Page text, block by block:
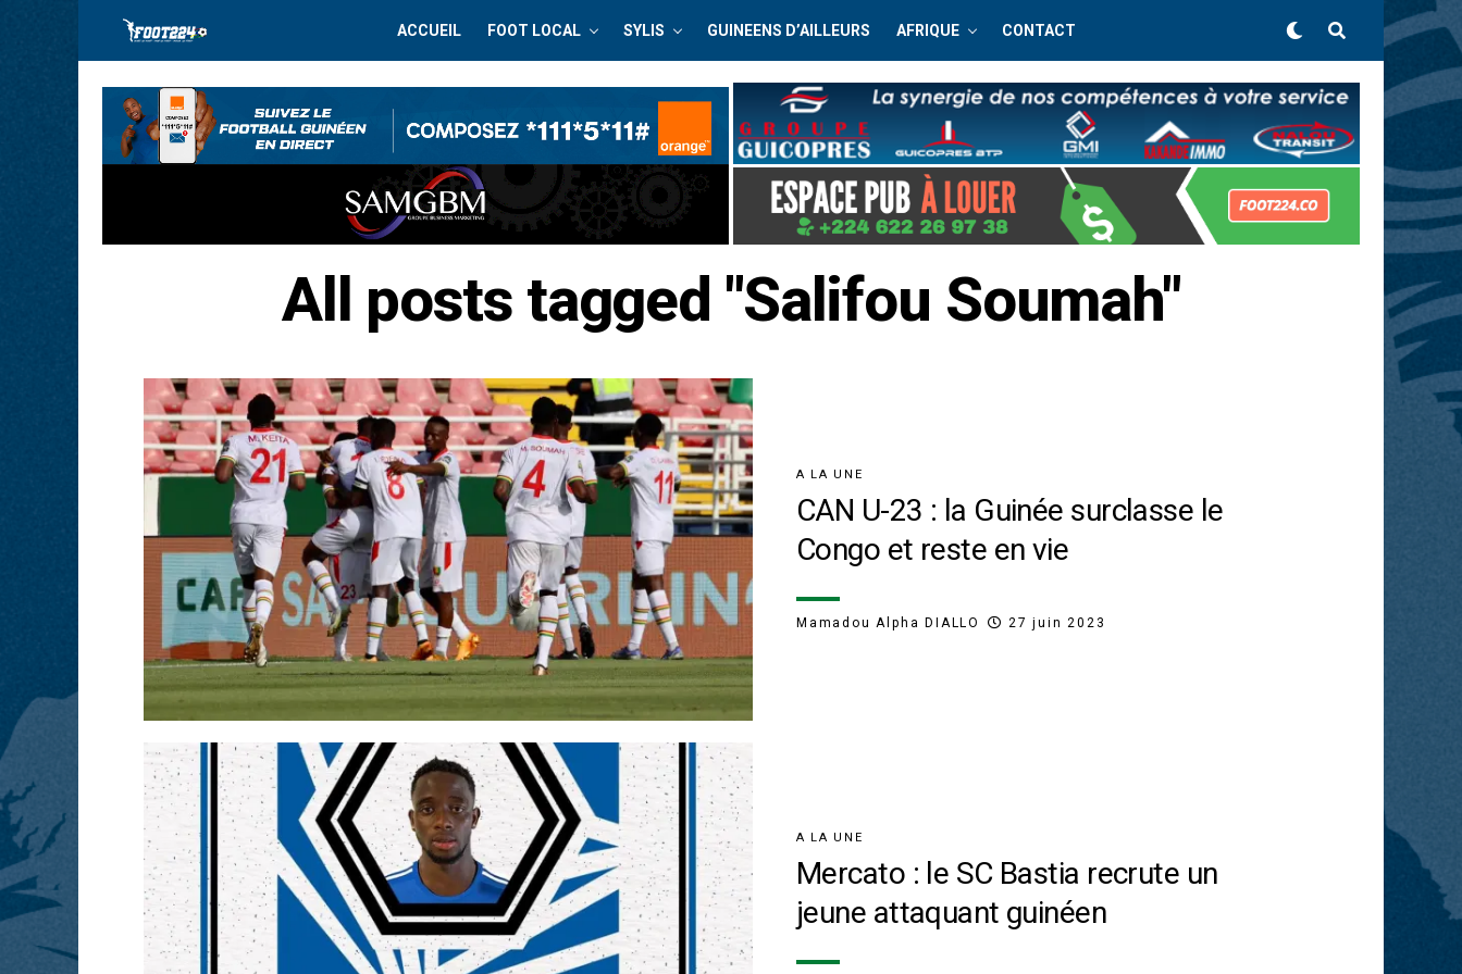
ACCUEIL FOOT LOCAL SYLIS GUINEENS D’AILLEURS AFRIQUE CONTACT
All posts tagged "Salifou Soumah"
A LA UNE
CAN U-23 : la Guinée surclasse le
Congo et reste en vie
Mamadou Alpha DIALLO 27 juin 2023
A LA UNE
Mercato : le SC Bastia recrute un
jeune attaquant guinéen